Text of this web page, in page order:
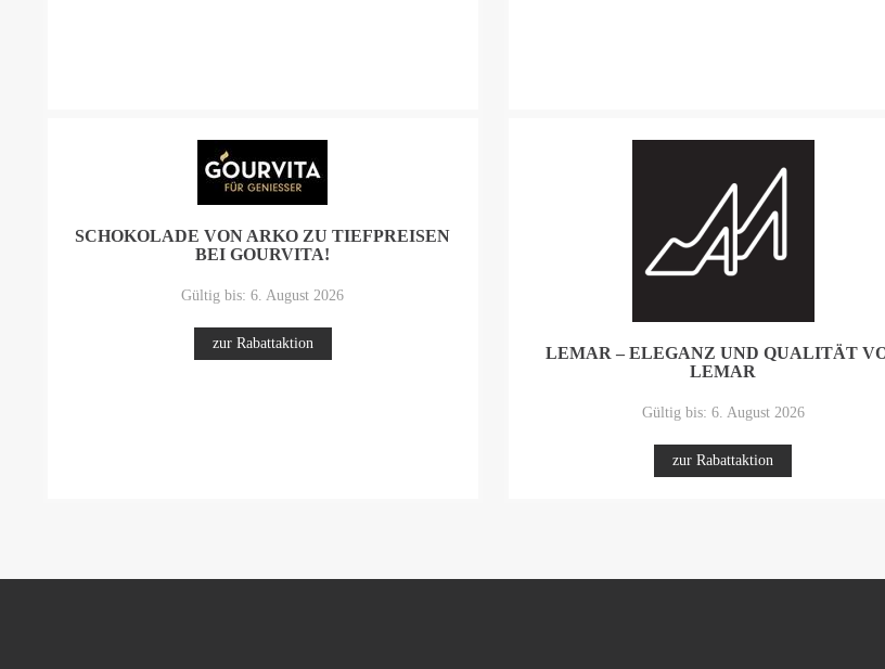
SCHOKOLADE VON ARKO ZU TIEFPREISEN
BEI GOURVITA!
Gültig bis: 6. August 2026
zur Rabattaktion
LEMAR – ELEGANZ UND QUALITÄT
LEMAR
Gültig bis: 6. August 2026
zur Rabattaktion